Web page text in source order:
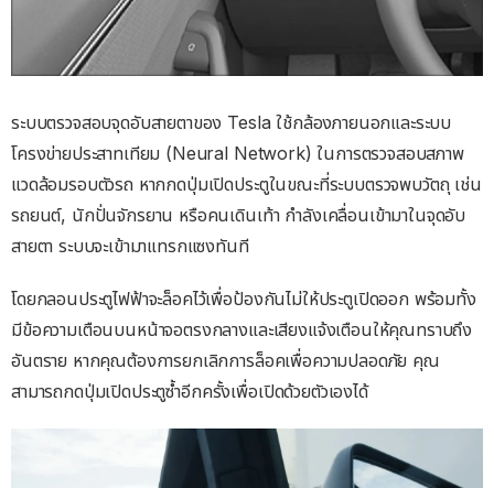
ระบบตรวจสอบจุดอับสายตาของ Tesla ใช้กล้องภายนอกและระบบ
โครงข่ายประสาทเทียม (Neural Network) ในการตรวจสอบสภาพ
แวดล้อมรอบตัวรถ หากกดปุ่มเปิดประตูในขณะที่ระบบตรวจพบวัตถุ เช่น
รถยนต์, นักปั่นจักรยาน หรือคนเดินเท้า กำลังเคลื่อนเข้ามาในจุดอับ
สายตา ระบบจะเข้ามาแทรกแซงทันที
โดยกลอนประตูไฟฟ้าจะล็อคไว้เพื่อป้องกันไม่ให้ประตูเปิดออก พร้อมทั้ง
มีข้อความเตือนบนหน้าจอตรงกลางและเสียงแจ้งเตือนให้คุณทราบถึง
อันตราย หากคุณต้องการยกเลิกการล็อคเพื่อความปลอดภัย คุณ
สามารถกดปุ่มเปิดประตูซ้ำอีกครั้งเพื่อเปิดด้วยตัวเองได้